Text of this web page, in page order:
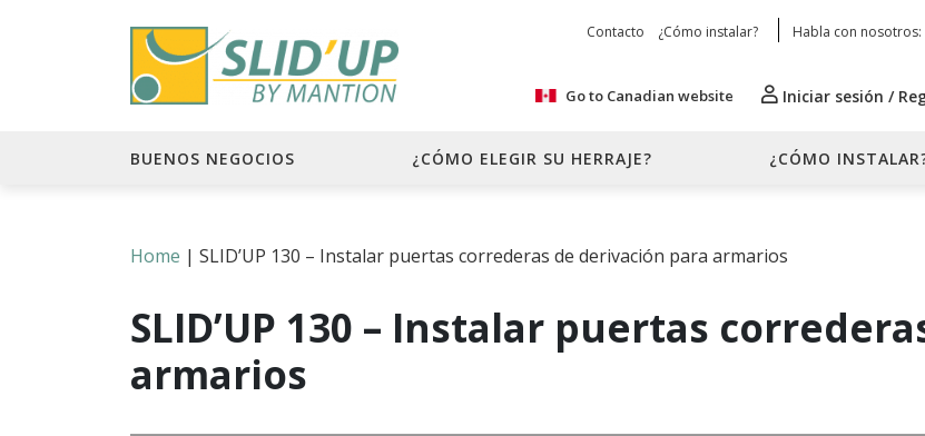
Contacto ¿Cómo instalar? Habla con nosotros:
Go to Canadian website Iniciar sesión /
BUENOS NEGOCIOS ¿CÓMO ELEGIR SU HERRAJE? ¿CÓMO
Home | SLID’UP 130 – Instalar puertas correderas de derivación para armarios
SLID’UP 130 – Instalar puertas
armarios